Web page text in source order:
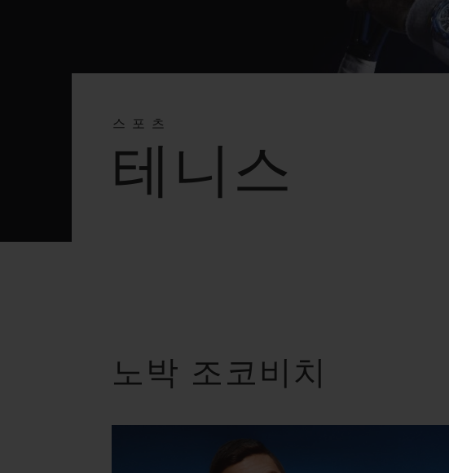
스포츠
테니스
노박 조코비치
피치 세라믹